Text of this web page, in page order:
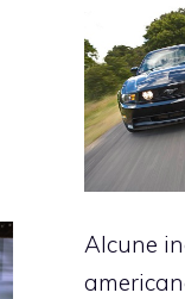
Alcune